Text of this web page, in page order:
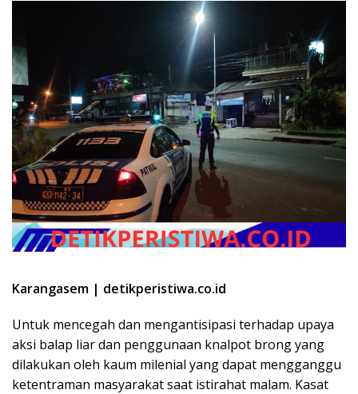
Karangasem | detikperistiwa.co.id
Untuk mencegah dan mengantisipasi terhadap upaya
aksi balap liar dan penggunaan knalpot brong yang
dilakukan oleh kaum milenial yang dapat mengganggu
ketentraman masyarakat saat istirahat malam. Kasat